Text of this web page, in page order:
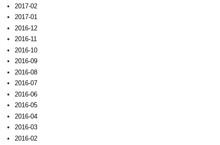
2017-02
2017-01
2016-12
2016-11
2016-10
2016-09
2016-08
2016-07
2016-06
2016-05
2016-04
2016-03
2016-02